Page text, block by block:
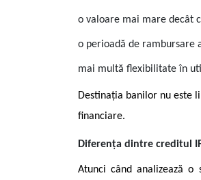
o valoare mai mare decât
o perioadă de rambursare
mai multă flexibilitate în
Destinația banilor nu este
financiare.
Diferența dintre creditul
Atunci când analizează